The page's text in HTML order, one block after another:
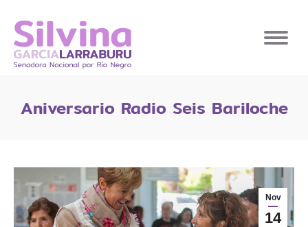
Aniversario Radio Seis Bariloche
Nov
14